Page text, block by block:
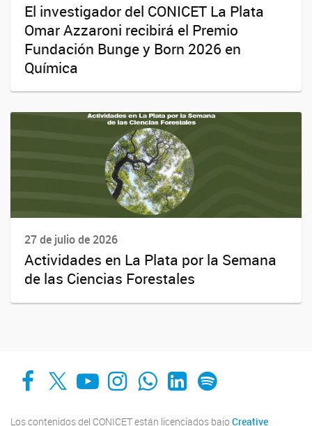
El investigador del CONICET La Plata
Omar Azzaroni recibirá el Premio
Fundación Bunge y Born 2026 en
Química
27 de julio de 2026
Actividades en La Plata por la Semana
de las Ciencias Forestales
Facebook
X YouTube
Instagram
Whats AppLinkedIn
Spotify
Los contenidos del CONICET están licenciados bajo Creative